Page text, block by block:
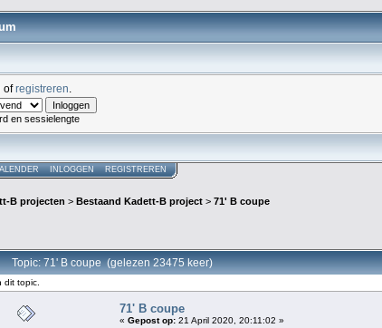
ofregistreren
en sessielengte
INLOGGEN REGISTREREN
B projecten > Bestaand Kadett-B project > 71' B coupe
Topic: 71' B coupe (gelezen 23475 keer)
dit topic.
71' B coupe
« Gepost op: 21 April 2020, 20:11:02 »